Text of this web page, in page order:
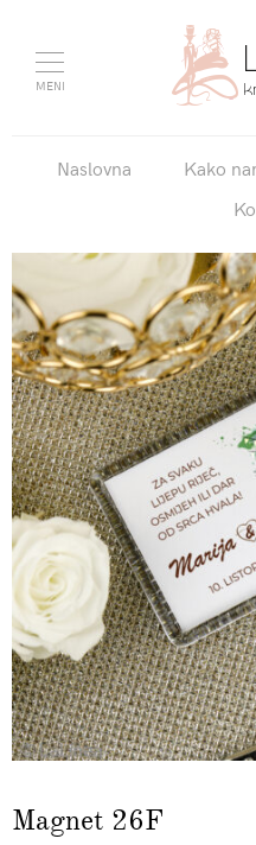
MENI
Naslovna Kako
Magnet 26F